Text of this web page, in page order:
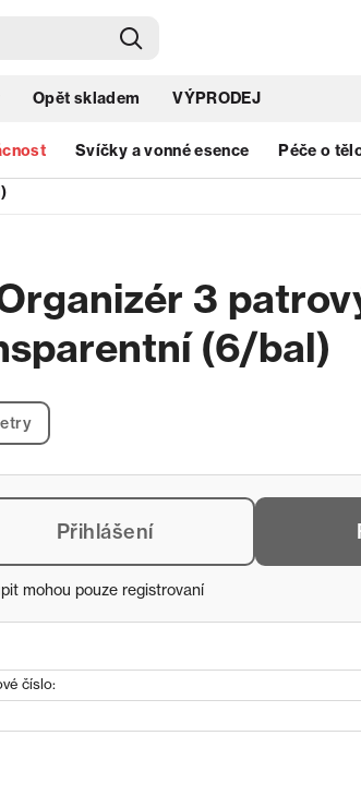
Opět skladem VÝPRODEJ
Svíčky a vonné esence Péče o
3
(6/bal)
Přihlášení
mohou pouze registrovaní
číslo: